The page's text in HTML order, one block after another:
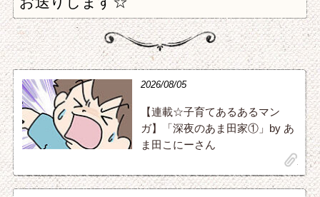
2026/08/05
【連載☆子育てあるあるマン
ガ】「深夜のあま田家①」by あ
ま田こにーさん
clip